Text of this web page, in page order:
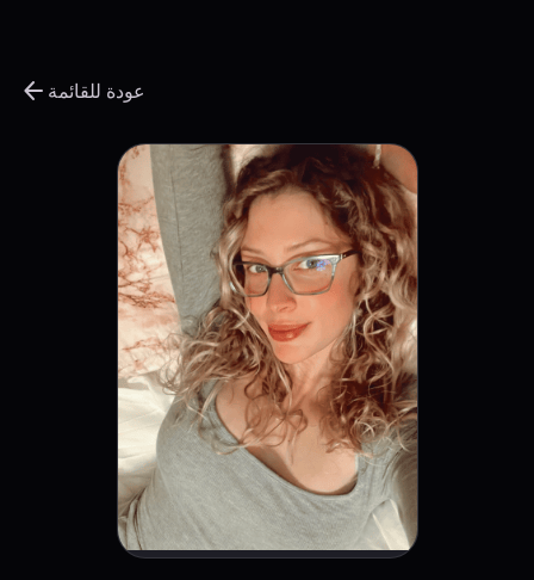
arrow_back عودة للقائمة